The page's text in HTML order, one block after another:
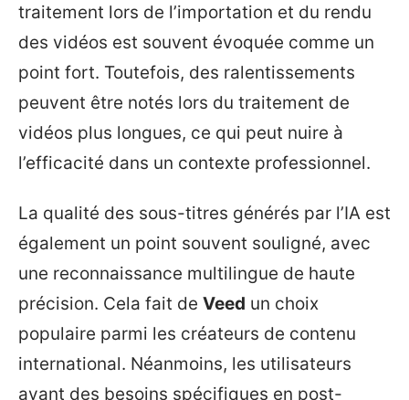
traitement lors de l’importation et du rendu
des vidéos est souvent évoquée comme un
point fort. Toutefois, des ralentissements
peuvent être notés lors du traitement de
vidéos plus longues, ce qui peut nuire à
l’efficacité dans un contexte professionnel.
La qualité des sous-titres générés par l’IA est
également un point souvent souligné, avec
une reconnaissance multilingue de haute
précision. Cela fait de Veed un choix
populaire parmi les créateurs de contenu
international. Néanmoins, les utilisateurs
ayant des besoins spécifiques en post-